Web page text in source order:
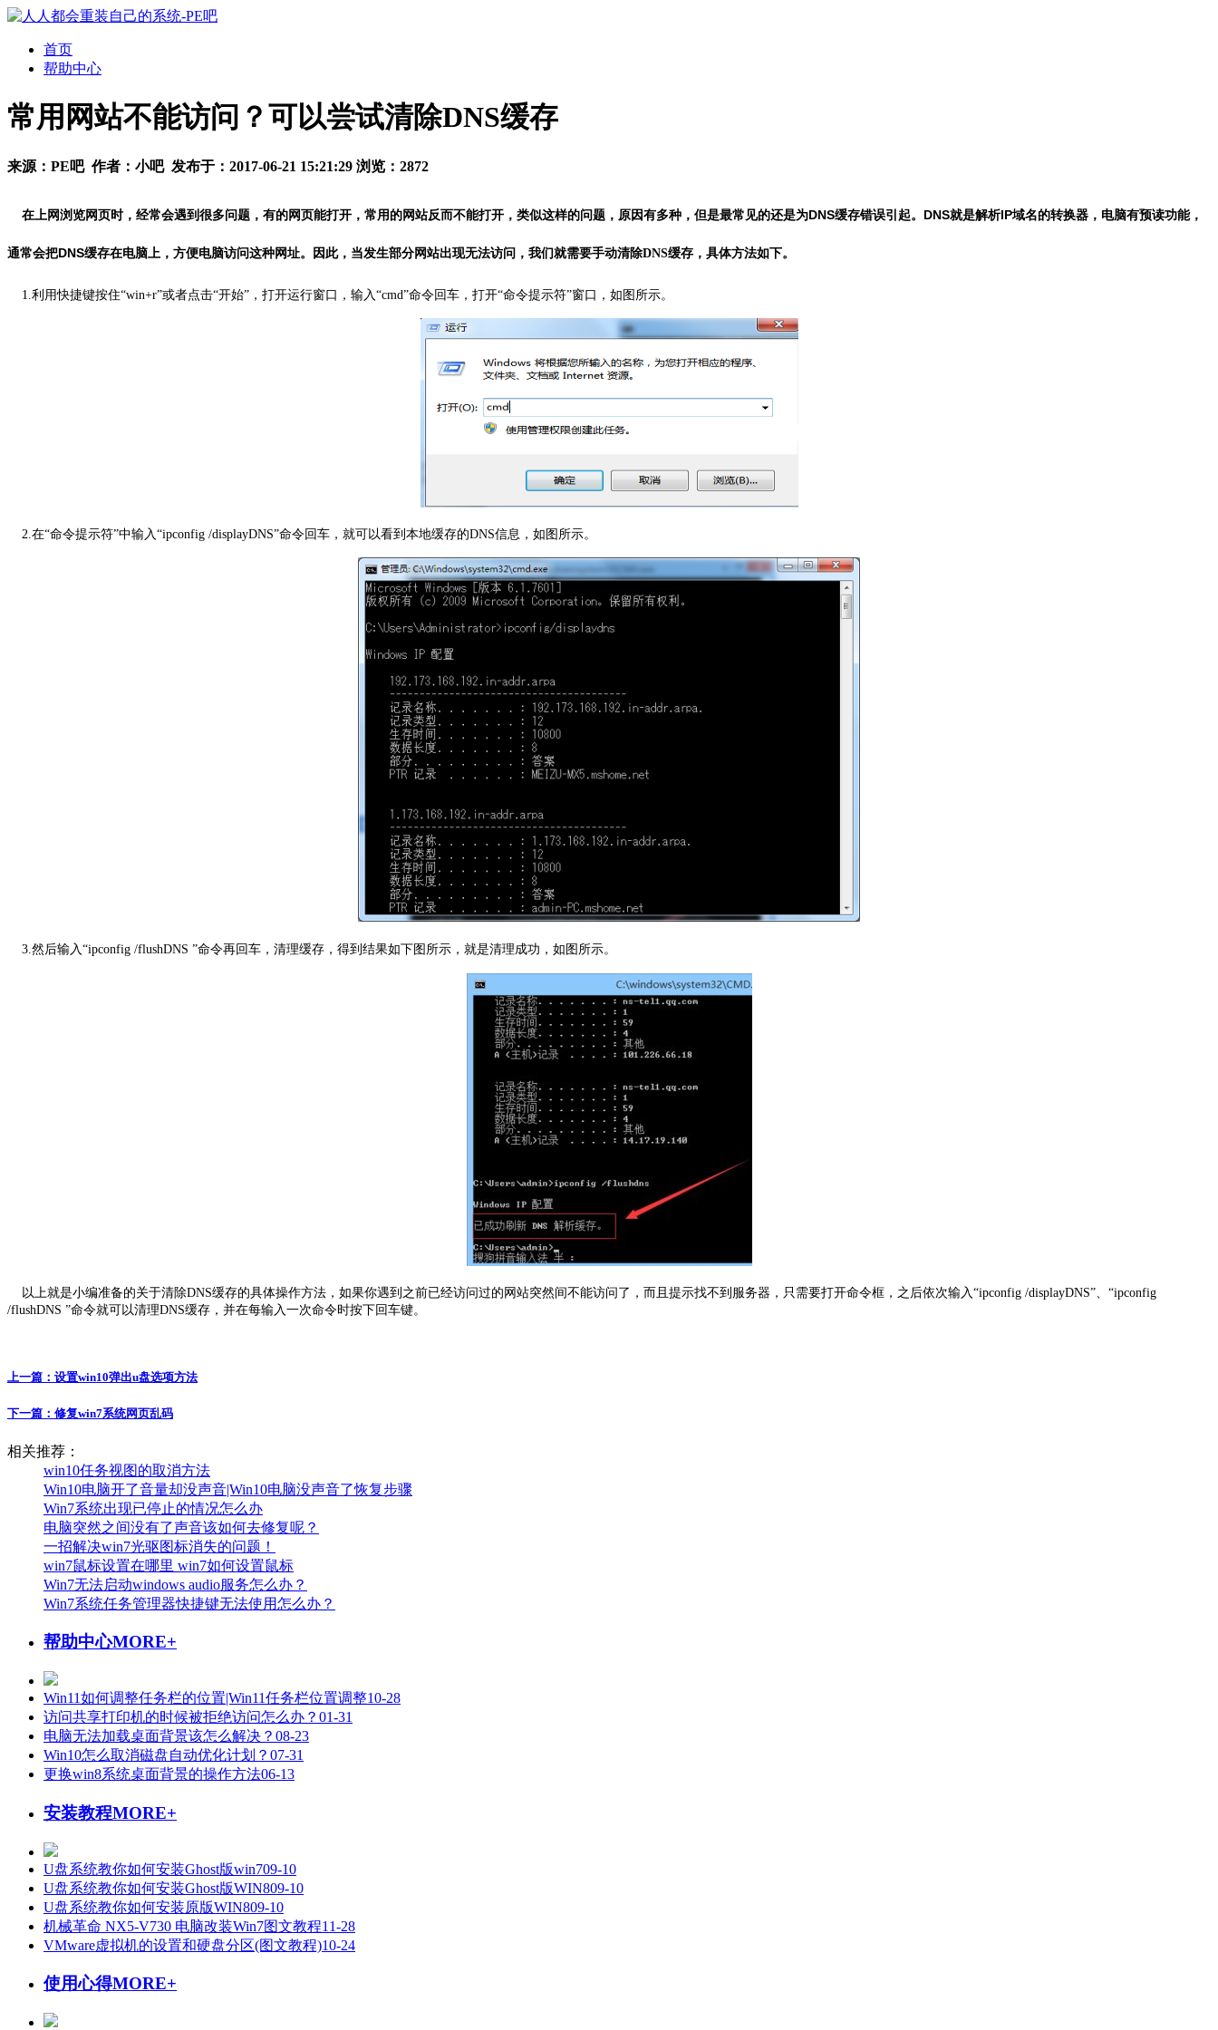
首页
帮助中心
常用网站不能访问？可以尝试清除DNS缓存
来源： PE吧作者： 小吧发布于： 2017-06-21 15:21:29 浏览： 2872
在上网浏览网页时，经常会遇到很多问题，有的网页能打开，常用的网站反而不能打开，类似这样的问题，原因有多种，但是最常见的还是为DNS缓存错误引起。DNS就是解析IP域名的转换器，电脑有预读功能，
通常会把DNS缓存在电脑上，方便电脑访问这种网址。因此，当发生部分网站出现无法访问，我们就需要手动清除DNS缓存 ，具体方法如下。
1.利用快捷键按住“win+r”或者点击“开始”，打开运行窗口，输入“cmd”命令回车，打开“命令提示符”窗口，如图所示。
2.在“命令提示符”中输入“ipconfig /displayDNS”命令回车，就可以看到本地缓存的DNS信息，如图所示。
3.然后输入“ipconfig /flushDNS ”命令再回车，清理缓存，得到结果如下图所示，就是清理成功，如图所示。
以上就是小编准备的关于清除DNS缓存的具体操作方法，如果你遇到之前已经访问过的网站突然间不能访问了，而且提示找不到服务器，只需要打开命令框，之后依次输入“ipconfig /displayDNS”、“ipconfig
/flushDNS ”命令就可以清理DNS缓存，并在每输入一次命令时按下回车键。
上一篇： 设置win10弹出u盘选项方法
下一篇： 修复win7系统网页乱码
相关推荐：
win10任务视图的取消方法
Win10电脑开了音量却没声音|Win10电脑没声音了恢复步骤
Win7系统出现已停止的情况怎么办
电脑突然之间没有了声音该如何去修复呢？
一招解决win7光驱图标消失的问题！
win7鼠标设置在哪里 win7如何设置鼠标
Win7无法启动windows audio服务怎么办？
Win7系统任务管理器快捷键无法使用怎么办？
帮助中心MORE+
Win11如何调整任务栏的位置|Win11任务栏位置调整10-28
访问共享打印机的时候被拒绝访问怎么办？ 01-31
电脑无法加载桌面背景该怎么解决？ 08-23
Win10怎么取消磁盘自动优化计划？ 07-31
更换win8系统桌面背景的操作方法06-13
安装教程MORE+
U盘系统教你如何安装Ghost版win709-10
U盘系统教你如何安装Ghost版WIN809-10
U盘系统教你如何安装原版WIN809-10
机械革命 NX5-V730 电脑改装Win7图文教程11-28
VMware虚拟机的设置和硬盘分区(图文教程)10-24
使用心得MORE+